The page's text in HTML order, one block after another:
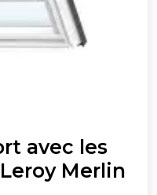
avec les
Merlin